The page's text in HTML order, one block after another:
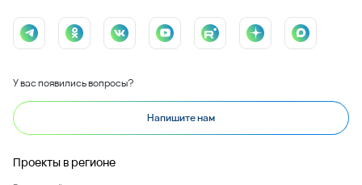
У вас появились вопросы?
Напишите нам
Проекты в регионе